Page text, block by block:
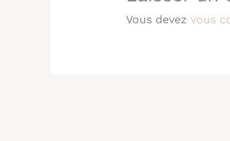
Vous devez vous